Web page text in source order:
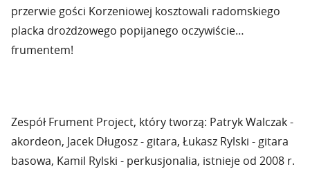
przerwie gości Korzeniowej kosztowali radomskiego
placka drożdżowego popijanego oczywiście…
frumentem!
Zespół Frument Project, który tworzą: Patryk Walczak -
akordeon, Jacek Długosz - gitara, Łukasz Rylski - gitara
basowa, Kamil Rylski - perkusjonalia, istnieje od 2008 r.